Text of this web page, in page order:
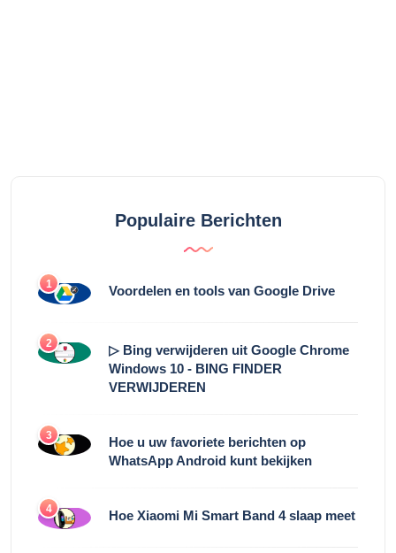
Populaire Berichten
1 Voordelen en tools van Google Drive
2
▷ Bing verwijderen uit Google Chrome
Windows 10 - BING FINDER
VERWIJDEREN
3
Hoe u uw favoriete berichten op
WhatsApp Android kunt bekijken
4 Hoe Xiaomi Mi Smart Band 4 slaap meet